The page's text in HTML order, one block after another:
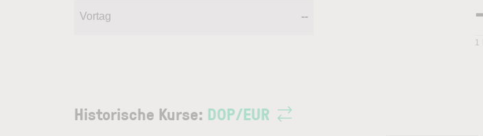
Vortag --
1
Historische Kurse: DOP/EUR